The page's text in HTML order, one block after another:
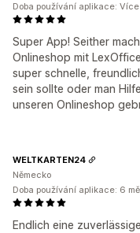
Super App! Seither
Onlineshop mit
super schnelle,
sein sollte oder man
unseren Onlineshop
Doba používání aplikace:
Endlich eine
WELTKARTEN24
Německo
Doba používání aplikace: 6